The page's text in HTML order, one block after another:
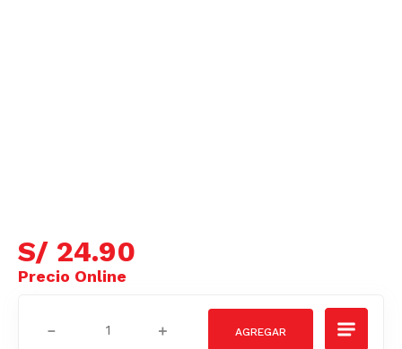
S/ 24.90
＋
－